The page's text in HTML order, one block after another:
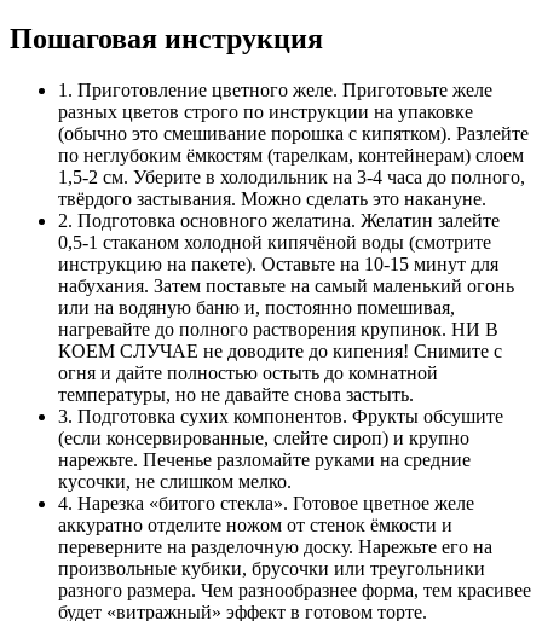
Пошаговая инструкция
1. Приготовление цветного желе. Приготовьте желе
разных цветов строго по инструкции на упаковке
(обычно это смешивание порошка с кипятком). Разлейте
по неглубоким ёмкостям (тарелкам, контейнерам) слоем
1,5-2 см. Уберите в холодильник на 3-4 часа до полного,
твёрдого застывания. Можно сделать это накануне.
2. Подготовка основного желатина. Желатин залейте
0,5-1 стаканом холодной кипячёной воды (смотрите
инструкцию на пакете). Оставьте на 10-15 минут для
набухания. Затем поставьте на самый маленький огонь
или на водяную баню и, постоянно помешивая,
нагревайте до полного растворения крупинок. НИ В
КОЕМ СЛУЧАЕ не доводите до кипения! Снимите с
огня и дайте полностью остыть до комнатной
температуры, но не давайте снова застыть.
3. Подготовка сухих компонентов. Фрукты обсушите
(если консервированные, слейте сироп) и крупно
нарежьте. Печенье разломайте руками на средние
кусочки, не слишком мелко.
4. Нарезка «битого стекла». Готовое цветное желе
аккуратно отделите ножом от стенок ёмкости и
переверните на разделочную доску. Нарежьте его на
произвольные кубики, брусочки или треугольники
разного размера. Чем разнообразнее форма, тем красивее
будет «витражный» эффект в готовом торте.